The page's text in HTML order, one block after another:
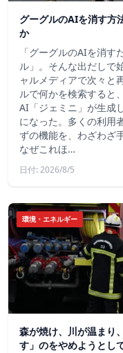
グーグルのAIを消す方
か
「グーグルのAIを消
ル」。そんな出だしで
ャルメディアで次々と
ルで何かを検索すると
AI「ジェミニ」が生成
になった。多くの利用
ずの機能を、わざわざ
なぜこれほ…
日付: 2026/8/5
環境・エネルギー
森が焼け、川が温まり
す」のをやめようとし